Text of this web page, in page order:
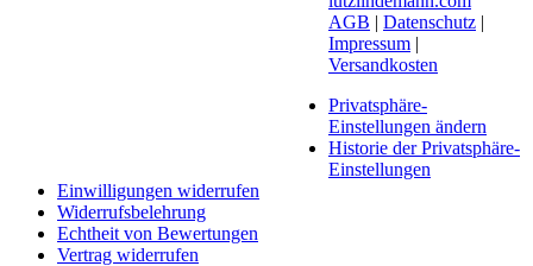
AGB | Datenschutz |
Impressum |
Versandkosten
Privatsphäre-
Einstellungen ändern
Historie der Privatsphäre-
Einstellungen
Einwilligungen widerrufen
Widerrufsbelehrung
Echtheit von Bewertungen
Vertrag widerrufen